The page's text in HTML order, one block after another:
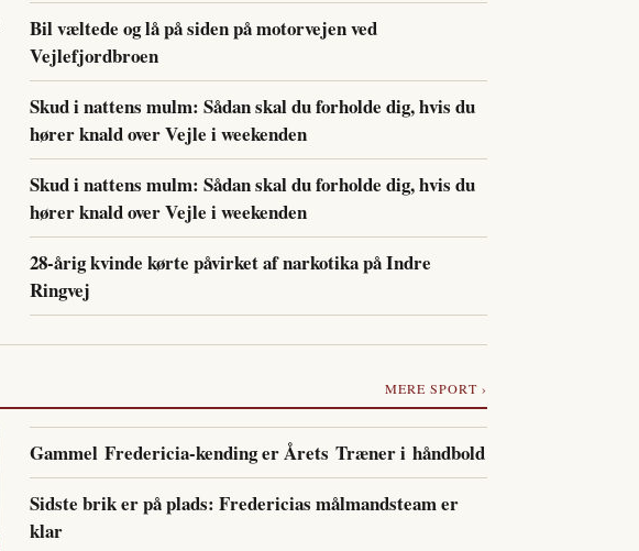
Bil væltede og lå på siden på motorvejen ved
Vejlefjordbroen
Skud i nattens mulm: Sådan skal du forholde dig, hvis du
hører knald over Vejle i weekenden
Skud i nattens mulm: Sådan skal du forholde dig, hvis du
hører knald over Vejle i weekenden
28-årig kvinde kørte påvirket af narkotika på Indre
Ringvej
MERE SPORT ›
Gammel Fredericia-kending er Årets Træner i håndbold
Sidste brik er på plads: Fredericias målmandsteam er
klar